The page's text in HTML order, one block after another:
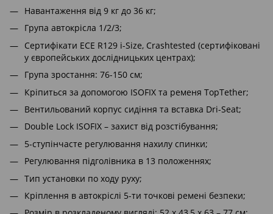
Навантаження від 9 кг до 36 кг;
Група автокрісла 1/2/3;
Сертифікати ECE R129 i-Size, Crashtested (сертифіковані
у європейських дослідницьких центрах);
Група зростання: 76-150 см;
Кріпиться за допомогою ISOFIX та ременя TopTether;
Вентильований корпус сидіння та вставка Dri-Seat;
Double Lock ISOFIX – захист від розстібування;
5-ступінчасте регулювання нахилу спинки;
Регулювання підголівника в 13 положеннях;
Тип установки по ходу руху;
Кріплення в автокріслі 5-ти точкові ремені безпеки;